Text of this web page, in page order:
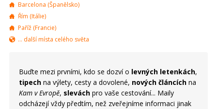
Barcelona (Španělsko)
Řím (Itálie)
Paříž (Francie)
... další místa celého světa
Buďte mezi prvními, kdo se dozví o levných letenkách,
tipech na výlety, cesty a dovolené, nových článcích na
Kam v Evropě, slevách pro vaše cestování... Maily
odcházejí vždy předtím, než zveřejníme informaci jinak